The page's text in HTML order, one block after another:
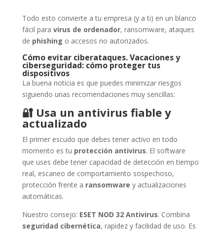
Todo esto convierte a tu empresa (y a ti) en un blanco
fácil para virus de ordenador, ransomware, ataques
de phishing o accesos no autorizados.
Cómo evitar ciberataques. Vacaciones y
ciberseguridad: cómo proteger tus
dispositivos
La buena noticia es que puedes minimizar riesgos
siguiendo unas recomendaciones muy sencillas:
🔐Usa un antivirus fiable y
actualizado
El primer escudo que debes tener activo en todo
momento es tu protección antivirus. El software
que uses debe tener capacidad de detección en tiempo
real, escaneo de comportamiento sospechoso,
protección frente a ransomware y actualizaciones
automáticas.
Nuestro consejo: ESET NOD 32 Antivirus. Combina
seguridad cibernética, rapidez y facilidad de uso. Es